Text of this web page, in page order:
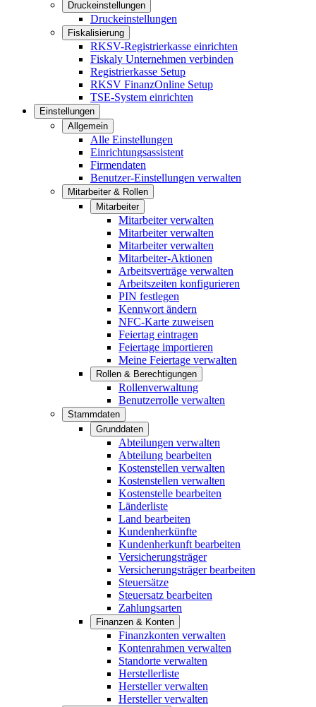
Druckeinstellungen
Druckeinstellungen
Fiskalisierung
RKSV-Registrierkasse einrichten
Fiskaly Unternehmen verbinden
Registrierkasse Setup
RKSV FinanzOnline Setup
TSE-System einrichten
Einstellungen
Allgemein
Alle Einstellungen
Einrichtungsassistent
Firmendaten
Benutzer-Einstellungen verwalten
Mitarbeiter & Rollen
Mitarbeiter
Mitarbeiter verwalten
Mitarbeiter verwalten
Mitarbeiter verwalten
Mitarbeiter-Aktionen
Arbeitsverträge verwalten
Arbeitszeiten konfigurieren
PIN festlegen
Kennwort ändern
NFC-Karte zuweisen
Feiertag eintragen
Feiertage importieren
Meine Feiertage verwalten
Rollen & Berechtigungen
Rollenverwaltung
Benutzerrolle verwalten
Stammdaten
Grunddaten
Abteilungen verwalten
Abteilung bearbeiten
Kostenstellen verwalten
Kostenstellen verwalten
Kostenstelle bearbeiten
Länderliste
Land bearbeiten
Kundenherkünfte
Kundenherkunft bearbeiten
Versicherungsträger
Versicherungsträger bearbeiten
Steuersätze
Steuersatz bearbeiten
Zahlungsarten
Finanzen & Konten
Finanzkonten verwalten
Kontenrahmen verwalten
Standorte verwalten
Herstellerliste
Hersteller verwalten
Hersteller verwalten